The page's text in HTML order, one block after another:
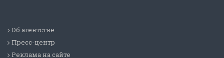
Об агентстве
Пресс-центр
Реклама на сайте